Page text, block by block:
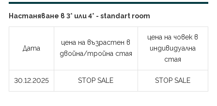
Настаняване в 3* или 4* - standart room
Дата
цена на възрастен в
двойна/тройна стая
цена на човек в
индивидуална
стая
30.12.2025 STOP SALE STOP SALE